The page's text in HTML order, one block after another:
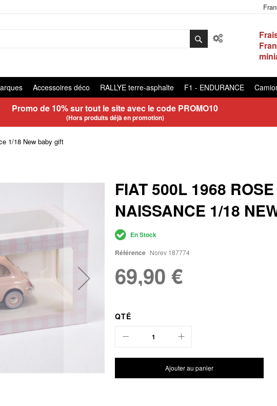
Accessoires déco RALLYE terre-asphalte F1 - ENDURANCE
Promo de 10% sur tout le site avec le code PROMO10
(Hors produits déjà en promotion)
1/18 New baby gift
FIAT 500L 1968
NAISSANCE 1/18
En Stock
Référence Norev 187774
69,90 €
QTÉ
Ajouter au panier